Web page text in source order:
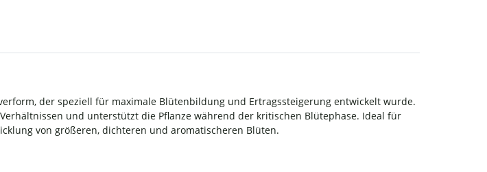
der speziell für maximale Blütenbildung und Ertragssteigerung entwickelt wurde.
und unterstützt die Pflanze während der kritischen Blütephase. Ideal für
von größeren, dichteren und aromatischeren Blüten.